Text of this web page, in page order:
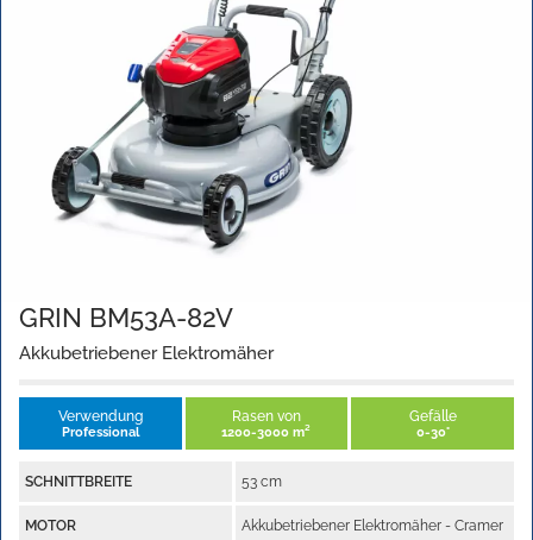
GRIN BM53A-82V
Akkubetriebener Elektromäher
Verwendung
Professional
Rasen von
1200-3000 m²
Gefälle
0-30°
SCHNITTBREITE 53 cm
MOTOR Akkubetriebener Elektromäher - Cramer